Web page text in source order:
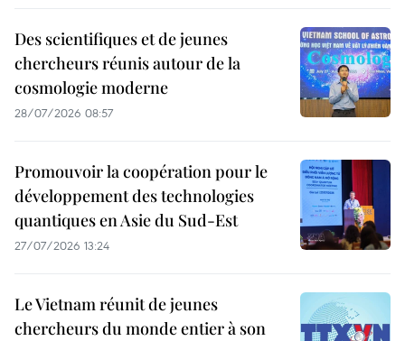
Des scientifiques et de jeunes
chercheurs réunis autour de la
cosmologie moderne
28/07/2026 08:57
Promouvoir la coopération pour le
développement des technologies
quantiques en Asie du Sud-Est
27/07/2026 13:24
Le Vietnam réunit de jeunes
chercheurs du monde entier à son